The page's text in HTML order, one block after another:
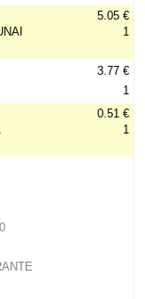
5.05 €
1
3.77 €
1
0.51 €
1